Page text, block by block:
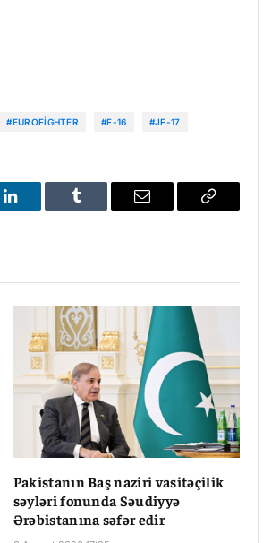
#EUROFIGHTER #F-16 #JF-17
LinkedIn Tumblr Email
Copy
Pakistanın Baş naziri vasitəçilik
səyləri fonunda Səudiyyə
Ərəbistanına səfər edir